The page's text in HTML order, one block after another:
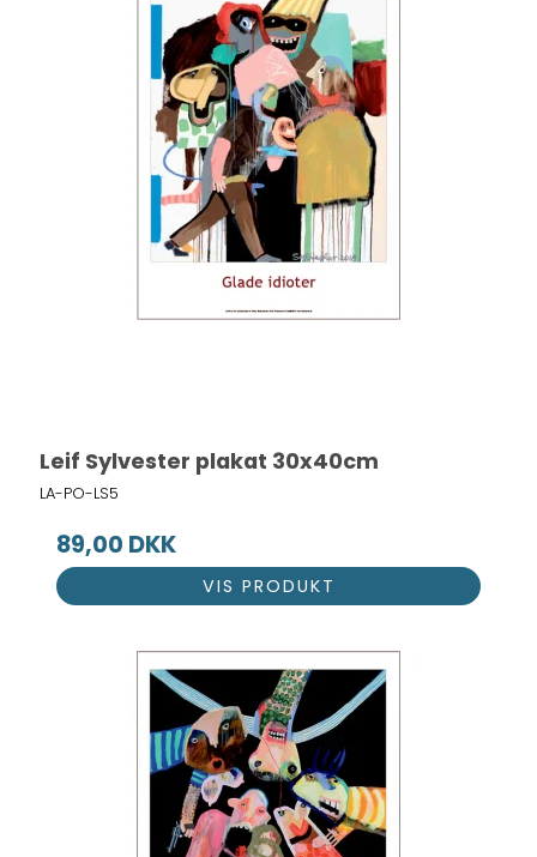
Leif Sylvester plakat 30x40cm
LA-PO-LS5
89,00 DKK
VIS PRODUKT